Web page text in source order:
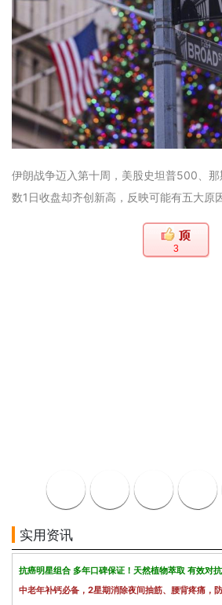
伊朗战争迈入第十周，美股史坦普500、
数1日收盘却齐创新高，反映可能有五大原
3
实用资讯
抗癌明星组合 多年口碑保证！天然植物萃取 有效对
中老年补钙必备，2星期消除夜间抽筋、腰背疼痛，